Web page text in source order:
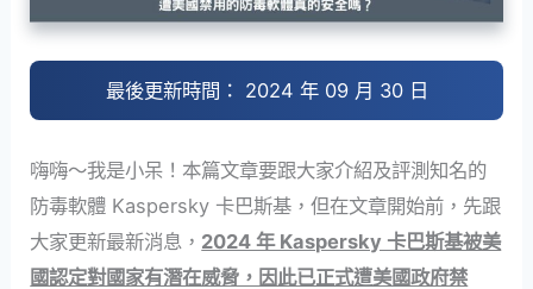
最後更新時間： 2024 年 09 月 30 日
嗨嗨～我是小呆！本篇文章要跟大家介紹及評測知名的
防毒軟體 Kaspersky 卡巴斯基，但在文章開始前，先跟
大家更新最新消息， 2024 年 Kaspersky 卡巴斯基被美
國認定對國家有潛在威脅，因此已正式遭美國政府禁